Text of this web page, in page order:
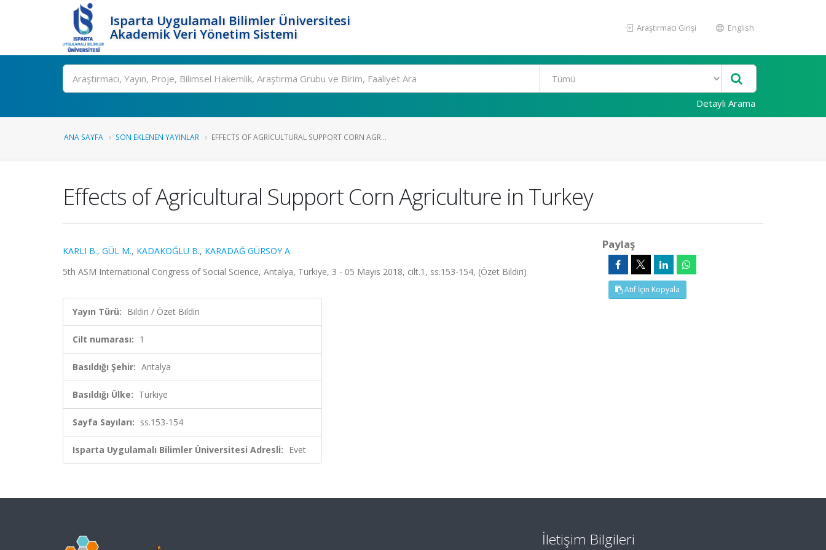
Isparta Uygulamalı Bilimler Üniversitesi
Akademik Veri Yönetim Sistemi
Araştırmacı Girişi English
Ara
Detaylı Arama
ANA SAYFA SON EKLENEN YAYINLAR EFFECTS OF AGRICULTURAL SUPPORT CORN AGR...
Effects of Agricultural Support Corn Agriculture in Turkey
KARLI B., GÜL M., KADAKOĞLU B., KARADAĞ GÜRSOY A.
5th ASM International Congress of Social Science, Antalya, Türkiye, 3 - 05 Mayıs 2018, cilt.1, ss.153-154, (Özet Bildiri)
Yayın Türü: Bildiri / Özet Bildiri
Cilt numarası: 1
Basıldığı Şehir: Antalya
Basıldığı Ülke: Türkiye
Sayfa Sayıları: ss.153-154
Isparta Uygulamalı Bilimler Üniversitesi Adresli: Evet
Paylaş
Atıf İçin Kopyala
İletişim Bilgileri